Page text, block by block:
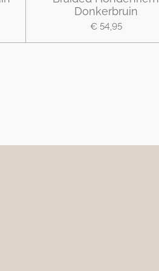
Donkerbruin
€ 54,95